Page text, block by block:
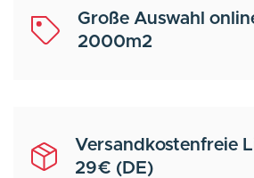
Große Auswahl
2000m2
Versandkostenfreie
29€ (DE)